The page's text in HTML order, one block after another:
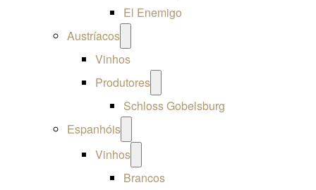
El Enemigo
Austríacos
menu
Vinhos
Produtores
menu
Schloss Gobelsburg
Espanhóis
menu
Vinhos
menu
Brancos